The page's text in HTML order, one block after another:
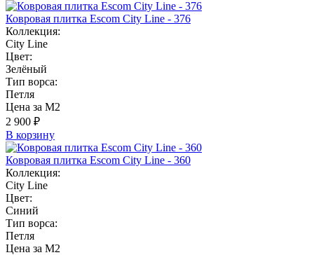
Ковровая плитка Escom City Line - 376
Коллекция:
City Line
Цвет:
Зелёный
Тип ворса:
Петля
Цена за М2
2 900 ₽
В корзину
Ковровая плитка Escom City Line - 360
Коллекция:
City Line
Цвет:
Синий
Тип ворса:
Петля
Цена за М2